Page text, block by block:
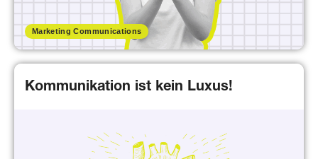
Marketing Communications
Kommunikation ist kein Luxus!